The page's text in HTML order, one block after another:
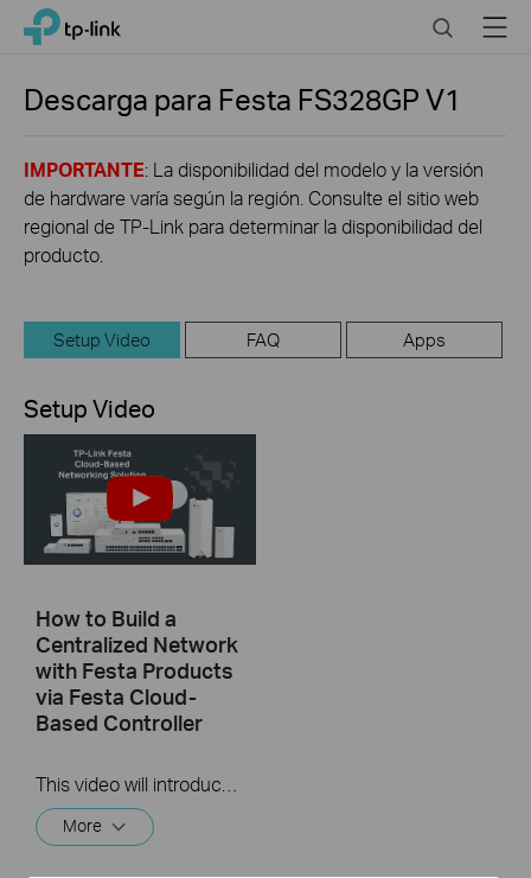
Click
navigation
TP-Link, Reliably Smart SearchMenu
Descarga para Festa FS328GPV1
IMPORTANTE: La disponibilidad del modelo y la versión
de hardware varía según la región. Consulte el sitio web
regional de TP-Link para determinar la disponibilidad del
producto.
Setup Video FAQ Apps
Setup Video
How to Build a
Centralized Network
with Festa Products
via Festa Cloud-
Based Controller
More